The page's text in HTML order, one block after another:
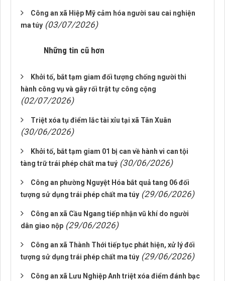
Công an xã Hiệp Mỹ cảm hóa người sau cai nghiện
ma túy (03/07/2026)
Những tin cũ hơn
Khởi tố, bắt tạm giam đối tượng chống người thi
hành công vụ và gây rối trật tự công cộng
(02/07/2026)
Triệt xóa tụ điểm lắc tài xỉu tại xã Tân Xuân
(30/06/2026)
Khởi tố, bắt tạm giam 01 bị can về hành vi can tội
tàng trữ trái phép chất ma tuý (30/06/2026)
Công an phường Nguyệt Hóa bắt quả tang 06 đối
tượng sử dụng trái phép chất ma túy (29/06/2026)
Công an xã Cầu Ngang tiếp nhận vũ khí do người
dân giao nộp (29/06/2026)
Công an xã Thành Thới tiếp tục phát hiện, xử lý đối
tượng sử dụng trái phép chất ma túy (29/06/2026)
Công an xã Lưu Nghiệp Anh triệt xóa điểm đánh bạc